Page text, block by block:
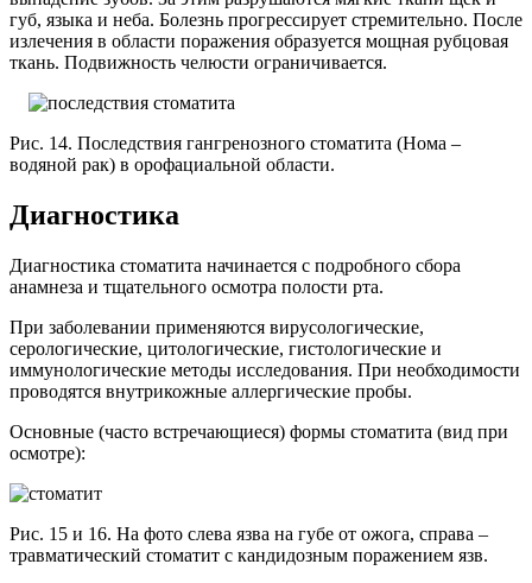
губ, языка и неба. Болезнь прогрессирует стремительно. После
излечения в области поражения образуется мощная рубцовая
ткань. Подвижность челюсти ограничивается.
Рис. 14. Последствия гангренозного стоматита (Нома –
водяной рак) в орофациальной области.
Диагностика
Диагностика стоматита начинается с подробного сбора
анамнеза и тщательного осмотра полости рта.
При заболевании применяются вирусологические,
серологические, цитологические, гистологические и
иммунологические методы исследования. При необходимости
проводятся внутрикожные аллергические пробы.
Основные (часто встречающиеся) формы стоматита (вид при
осмотре):
Рис. 15 и 16. На фото слева язва на губе от ожога, справа –
травматический стоматит с кандидозным поражением язв.